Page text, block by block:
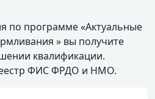
по программе «Актуальные
» вы получите
квалификации.
ФИС ФРДО и НМО.